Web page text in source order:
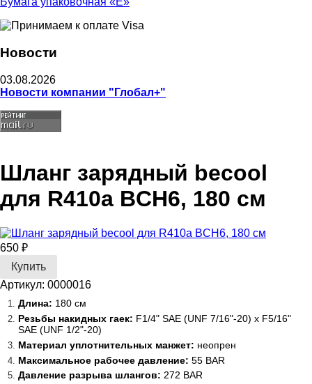
Новости
03.08.2026
Новости компании "Глобал+"
Шланг зарядный becool
для R410a BCH6, 180 см
650 ₽
Артикул: 0000016
Длина: 180 см
Резьбы накидных гаек: F1/4" SAE (UNF 7/16"-20) х F5/16"
SAE (UNF 1/2"-20)
Материал уплотнительных манжет: неопрен
Максимальное рабочее давление: 55 BAR
Давление разрыва шлангов: 272 BAR